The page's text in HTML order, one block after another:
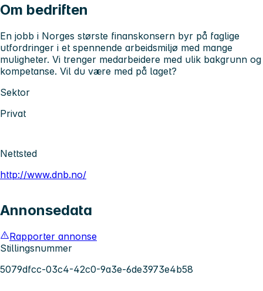
Om bedriften
En jobb i Norges største finanskonsern byr på faglige
utfordringer i et spennende arbeidsmiljø med mange
muligheter. Vi trenger medarbeidere med ulik bakgrunn og
kompetanse. Vil du være med på laget?
Sektor
Privat
Nettsted
http://www.dnb.no/
Annonsedata
Rapporter annonse
Stillingsnummer
5079dfcc-03c4-42c0-9a3e-6de3973e4b58